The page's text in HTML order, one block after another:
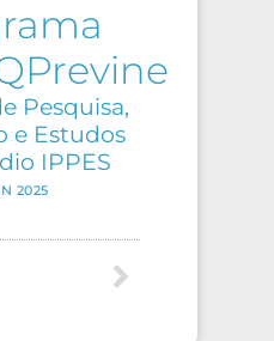
Pesquisa,
e Estudos
IPPES
2025